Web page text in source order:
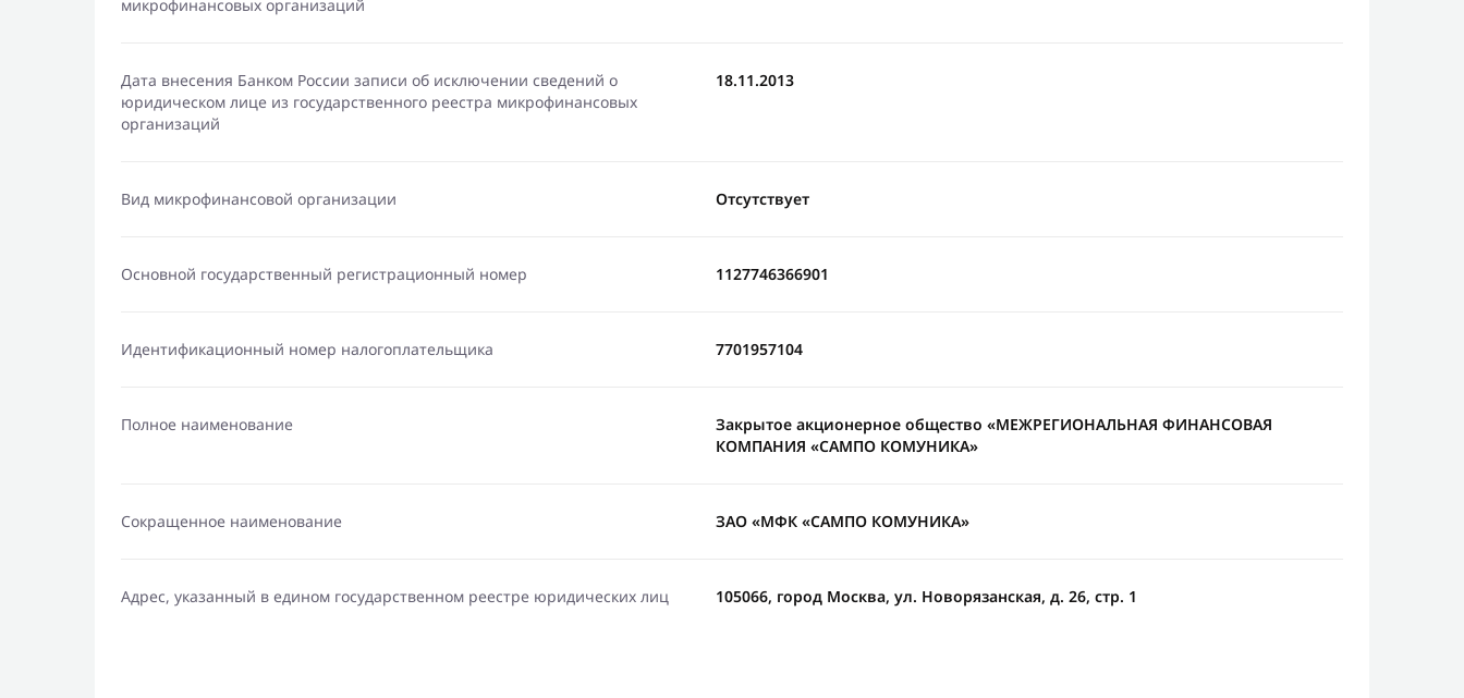
микрофинансовых организаций
Дата внесения Банком России записи об исключении сведений о
юридическом лице из государственного реестра микрофинансовых
организаций
18.11.2013
Вид микрофинансовой организации Отсутствует
Основной государственный регистрационный номер 1127746366901
Идентификационный номер налогоплательщика 7701957104
Полное наименование
Закрытое акционерное общество «МЕЖРЕГИОНАЛЬНАЯ ФИНАНСОВАЯ
КОМПАНИЯ «САМПО КОМУНИКА»
Сокращенное наименование ЗАО «МФК «САМПО КОМУНИКА»
Адрес, указанный в едином государственном реестре юридических лиц 105066, город Москва, ул. Новорязанская, д. 26, стр. 1